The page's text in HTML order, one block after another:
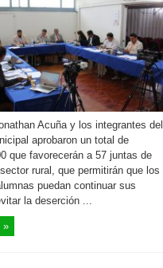
Acuña y los integrantes del
aprobaron un total de
que favorecerán a 57 juntas de
rural, que permitirán que los
puedan continuar sus
la deserción ...
»